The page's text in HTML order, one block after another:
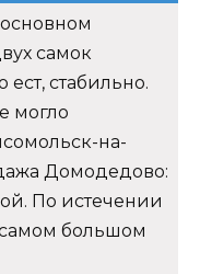
самок
стабильно.
могло
на-
Домодедово:
По истечении
большом